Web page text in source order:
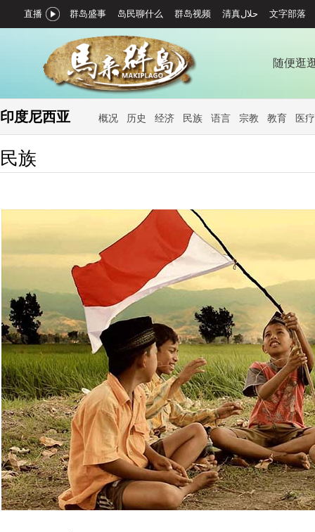
直播 群岛盛事 岛民聊什么 群岛视频 文字部落
随便逛
印度尼西亚 概况 历史 经济 民族 语言 宗教 教育 医疗
民族